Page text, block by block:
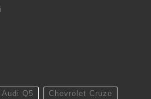
Audi Q5 Chevrolet Cruze